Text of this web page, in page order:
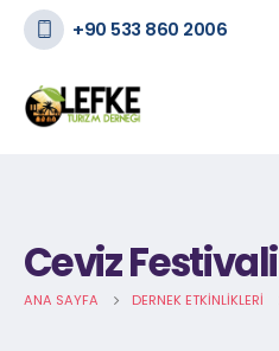
+90 533 860 2006
Ceviz Festivali
ANA SAYFA DERNEK ETKINLIKLERI